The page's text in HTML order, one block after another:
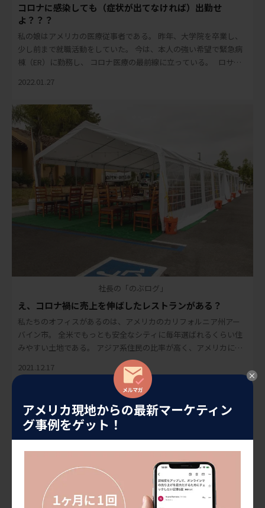
アメリカ現地からの最新マーケティン
グ事例をゲット！
コロナに感染しても（症状が出てなければ）出勤せ
よ？？？
私の娘はアメリカの医療従事者である。 昨年、大学院を卒業し、
少し前まで就職活動をしていた。 今は、本人の強い希望で緊急病
棟（ER）に勤務し、 コロナ医療の最前線に立っている。 ロサン
2022.01.27
社長の「のぶログ」
え、コロナ禍に売上を伸ばしたレストランがある？
私たちのオフィスがあるのは、アメリカのカリフォルニア州アー
バイン市。 全米でもっとも安全なシティに毎年選ばれるくらい住
みやすい土地である。 アジア系住民の比率が高く、アメリカに進
出してくる日系企業も増えている。 &nbs […]
2021.12.17